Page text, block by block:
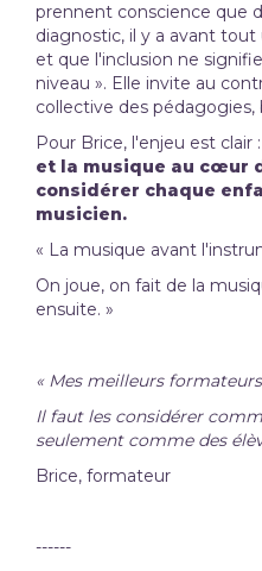
prennent conscience que
diagnostic, il y a avant
et que l'inclusion ne
niveau ». Elle invite au
collective des
Pour Brice, l'enjeu est clair :
et la musique au cœur
considérer chaque
musicien.
« La musique avant
On joue, on fait de la
ensuite. »
« Mes meilleurs
Il faut les considérer
seulement comme des
Brice, formateur
------